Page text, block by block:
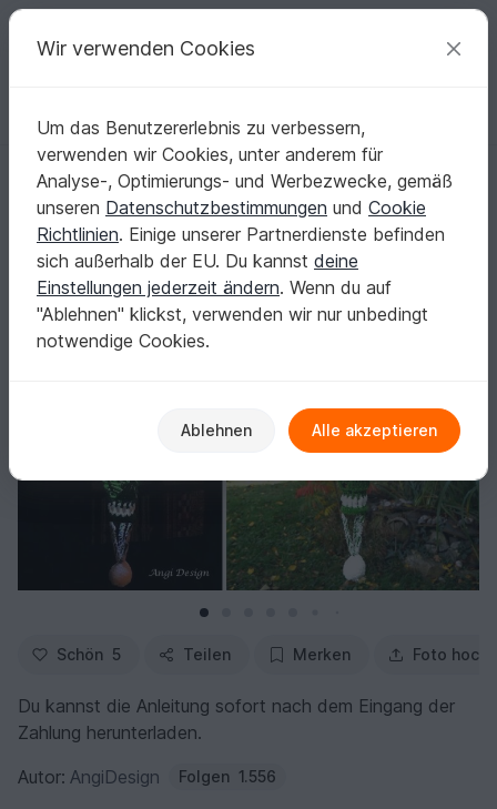
Deine kreativen Ideen
Deutsch | € (EUR) einloggen Kostenlos registrieren
Startseite Häkeln Festlichkeiten Weihnachten
Häkelanleitung Lampion "Tannen im Schneegestöber"
Häkelanleitung Lampion "Tannen im
Schneegestöber"
Schön 5 Teilen Merken Foto
Du kannst die Anleitung sofort nach dem Eingang der
Zahlung herunterladen.
Autor: AngiDesign Folgen 1.556
Wir verwenden Cookies
Um das Benutzererlebnis zu verbessern,
verwenden wir Cookies, unter anderem für
Analyse-, Optimierungs- und Werbezwecke, gemäß
unseren Datenschutzbestimmungen und Cookie
Richtlinien. Einige unserer Partnerdienste befinden
sich außerhalb der EU. Du kannst deine
Einstellungen jederzeit ändern. Wenn du auf
"Ablehnen" klickst, verwenden wir nur unbedingt
notwendige Cookies.
Ablehnen Alle akzeptieren